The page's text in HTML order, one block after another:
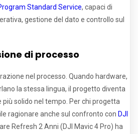
Standard Service, capaci di
gestione del dato e controllo sul
di processo
nel processo. Quando hardware,
la stessa lingua, il progetto diventa
più solido nel tempo. Per chi progetta
ragionare anche sul confronto con DJI
Refresh 2 Anni (DJI Mavic 4 Pro) ha